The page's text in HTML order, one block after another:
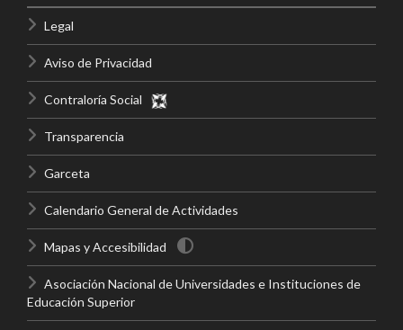
Legal
Aviso de Privacidad
Contraloría Social
Transparencia
Garceta
Calendario General de Actividades
Mapas y Accesibilidad
Asociación Nacional de Universidades e Instituciones de
Educación Superior